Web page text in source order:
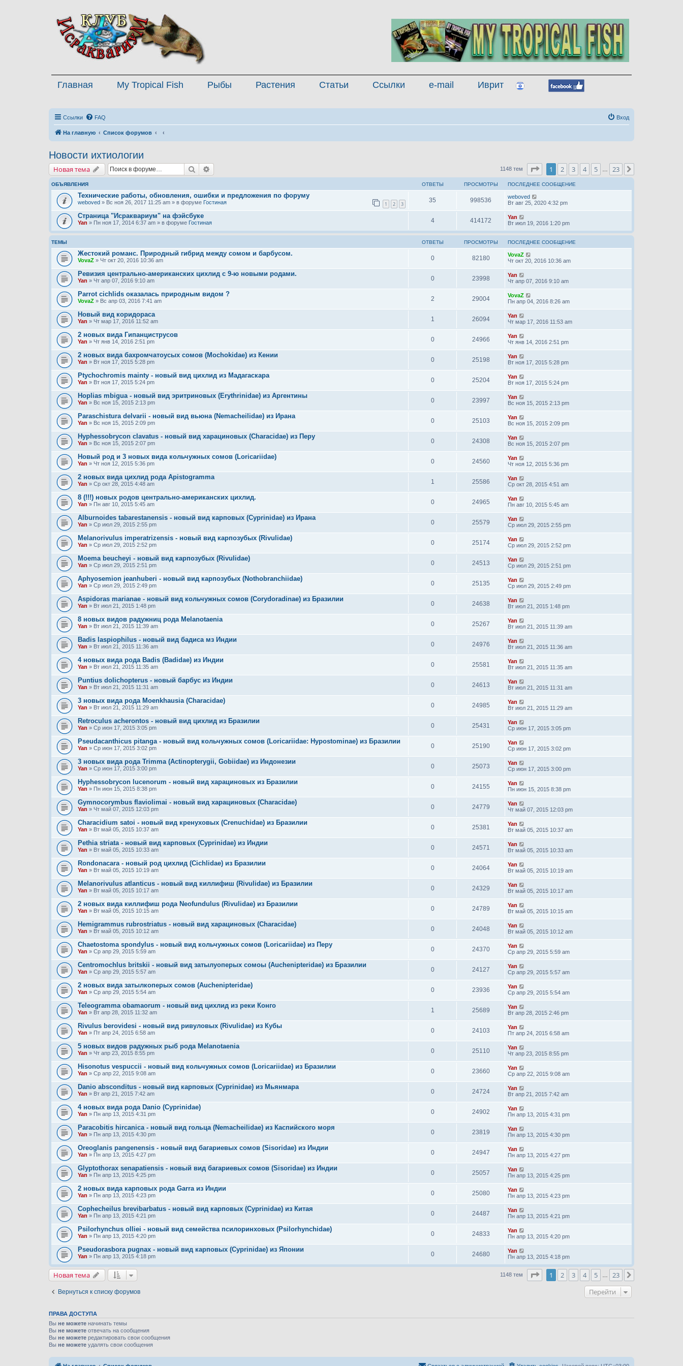
Главная My Tropical Fish Рыбы Растения Статьи Ссылки e-mail Иврит
Ссылки FAQ Вход
На главную Список форумов
Новости ихтиологии
Новая тема Поиск 1148 тем Страница 1 из23
1 2 3 4 5 23
ОБЪЯВЛЕНИЯ ОТВЕТЫ ПРОСМОТРЫ ПОСЛЕДНЕЕ СООБЩЕНИЕ
Технические работы, обновления, ошибки и предложения по форуму
weboved » Вс ноя 26, 2017 11:25 am » в форуме Гостиная 1 2 3
35 998536
weboved
Вт авг 25, 2020 4:32 pm
Страница "Исраквариум" на фэйсбуке
Yan » Пн ноя 17, 2014 6:37 am » в форуме Гостиная 4 414172
Yan
Вт июл 19, 2016 1:20 pm
ТЕМЫ ОТВЕТЫ ПРОСМОТРЫ ПОСЛЕДНЕЕ СООБЩЕНИЕ
Жестокий романс. Природный гибрид между сомом и барбусом.
VovaZ » Чт окт 20, 2016 10:36 am 0 82180
VovaZ
Чт окт 20, 2016 10:36 am
Ревизия центрально-американских цихлид с 9-ю новыми родами.
Yan » Чт апр 07, 2016 9:10 am 0 23998
Yan
Чт апр 07, 2016 9:10 am
Parrot cichlids оказалась природным видом ?
VovaZ » Вс апр 03, 2016 7:41 am 2 29004
VovaZ
Пн апр 04, 2016 8:26 am
Новый вид коридораса
Yan » Чт мар 17, 2016 11:52 am 1 26094
Yan
Чт мар 17, 2016 11:53 am
2 новых вида Гипанциструсов
Yan » Чт янв 14, 2016 2:51 pm 0 24966
Yan
Чт янв 14, 2016 2:51 pm
2 новых вида бахромчатоусых сомов (Mochokidae) из Кении
Yan » Вт ноя 17, 2015 5:28 pm 0 25198
Yan
Вт ноя 17, 2015 5:28 pm
Ptychochromis mainty - новый вид цихлид из Мадагаскара
Yan » Вт ноя 17, 2015 5:24 pm 0 25204
Yan
Вт ноя 17, 2015 5:24 pm
Hoplias mbigua - новый вид эритриновых (Erythrinidae) из Аргентины
Yan » Вс ноя 15, 2015 2:13 pm 0 23997
Yan
Вс ноя 15, 2015 2:13 pm
Paraschistura delvarii - новый вид вьюна (Nemacheilidae) из Ирана
Yan » Вс ноя 15, 2015 2:09 pm 0 25103
Yan
Вс ноя 15, 2015 2:09 pm
Hyphessobrycon clavatus - новый вид харациновых (Characidae) из Перу
Yan » Вс ноя 15, 2015 2:07 pm 0 24308
Yan
Вс ноя 15, 2015 2:07 pm
Новый род и 3 новых вида кольчужных сомов (Loricariidae)
Yan » Чт ноя 12, 2015 5:36 pm 0 24560
Yan
Чт ноя 12, 2015 5:36 pm
2 новых вида цихлид рода Apistogramma
Yan » Ср окт 28, 2015 4:48 am 1 25586
Yan
Ср окт 28, 2015 4:51 am
8 (!!!) новых родов центрально-американских цихлид.
Yan » Пн авг 10, 2015 5:45 am 0 24965
Yan
Пн авг 10, 2015 5:45 am
Alburnoides tabarestanensis - новый вид карповых (Cyprinidae) из Ирана
Yan » Ср июл 29, 2015 2:55 pm 0 25579
Yan
Ср июл 29, 2015 2:55 pm
Melanorivulus imperatrizensis - новый вид карпозубых (Rivulidae)
Yan » Ср июл 29, 2015 2:52 pm 0 25174
Yan
Ср июл 29, 2015 2:52 pm
Moema beucheyi - новый вид карпозубых (Rivulidae)
Yan » Ср июл 29, 2015 2:51 pm 0 24513
Yan
Ср июл 29, 2015 2:51 pm
Aphyosemion jeanhuberi - новый вид карпозубых (Nothobranchiidae)
Yan » Ср июл 29, 2015 2:49 pm 0 25135
Yan
Ср июл 29, 2015 2:49 pm
Aspidoras marianae - новый вид кольчужных сомов (Corydoradinae) из Бразилии
Yan » Вт июл 21, 2015 1:48 pm 0 24638
Yan
Вт июл 21, 2015 1:48 pm
8 новых видов радужниц рода Melanotaenia
Yan » Вт июл 21, 2015 11:39 am 0 25267
Yan
Вт июл 21, 2015 11:39 am
Badis laspiophilus - новый вид бадиса мз Индии
Yan » Вт июл 21, 2015 11:36 am 0 24976
Yan
Вт июл 21, 2015 11:36 am
4 новых вида рода Badis (Badidae) из Индии
Yan » Вт июл 21, 2015 11:35 am 0 25581
Yan
Вт июл 21, 2015 11:35 am
Puntius dolichopterus - новый барбус из Индии
Yan » Вт июл 21, 2015 11:31 am 0 24613
Yan
Вт июл 21, 2015 11:31 am
3 новых вида рода Moenkhausia (Characidae)
Yan » Вт июл 21, 2015 11:29 am 0 24985
Yan
Вт июл 21, 2015 11:29 am
Retroculus acherontos - новый вид цихлид из Бразилии
Yan » Ср июн 17, 2015 3:05 pm 0 25431
Yan
Ср июн 17, 2015 3:05 pm
Pseudacanthicus pitanga - новый вид кольчужных сомов (Loricariidae: Hypostominae) из Бразилии
Yan » Ср июн 17, 2015 3:02 pm 0 25190
Yan
Ср июн 17, 2015 3:02 pm
3 новых вида рода Trimma (Actinopterygii, Gobiidae) из Индонезии
Yan » Ср июн 17, 2015 3:00 pm 0 25073
Yan
Ср июн 17, 2015 3:00 pm
Hyphessobrycon lucenorum - новый вид харациновых из Бразилии
Yan » Пн июн 15, 2015 8:38 pm 0 24155
Yan
Пн июн 15, 2015 8:38 pm
Gymnocorymbus flaviolimai - новый вид харациновых (Characidae)
Yan » Чт май 07, 2015 12:03 pm 0 24779
Yan
Чт май 07, 2015 12:03 pm
Characidium satoi - новый вид кренуховых (Crenuchidae) из Бразилии
Yan » Вт май 05, 2015 10:37 am 0 25381
Yan
Вт май 05, 2015 10:37 am
Pethia striata - новый вид карповых (Cyprinidae) из Индии
Yan » Вт май 05, 2015 10:33 am 0 24571
Yan
Вт май 05, 2015 10:33 am
Rondonacara - новый род цихлид (Cichlidae) из Бразилии
Yan » Вт май 05, 2015 10:19 am 0 24064
Yan
Вт май 05, 2015 10:19 am
Melanorivulus atlanticus - новый вид киллифиш (Rivulidae) из Бразилии
Yan » Вт май 05, 2015 10:17 am 0 24329
Yan
Вт май 05, 2015 10:17 am
2 новых вида киллифиш рода Neofundulus (Rivulidae) из Бразилии
Yan » Вт май 05, 2015 10:15 am 0 24789
Yan
Вт май 05, 2015 10:15 am
Hemigrammus rubrostriatus - новый вид харациновых (Characidae)
Yan » Вт май 05, 2015 10:12 am 0 24048
Yan
Вт май 05, 2015 10:12 am
Chaetostoma spondylus - новый вид кольчужных сомов (Loricariidae) из Перу
Yan » Ср апр 29, 2015 5:59 am 0 24370
Yan
Ср апр 29, 2015 5:59 am
Centromochlus britskii - новый вид затылуоперых сомоы (Auchenipteridae) из Бразилии
Yan » Ср апр 29, 2015 5:57 am 0 24127
Yan
Ср апр 29, 2015 5:57 am
2 новых вида затылкоперых сомов (Auchenipteridae)
Yan » Ср апр 29, 2015 5:54 am 0 23936
Yan
Ср апр 29, 2015 5:54 am
Teleogramma obamaorum - новый вид цихлид из реки Конго
Yan » Вт апр 28, 2015 11:32 am 1 25689
Yan
Вт апр 28, 2015 2:46 pm
Rivulus berovidesi - новый вид ривуловых (Rivulidae) из Кубы
Yan » Пт апр 24, 2015 6:58 am 0 24103
Yan
Пт апр 24, 2015 6:58 am
5 новых видов радужных рыб рода Melanotaenia
Yan » Чт апр 23, 2015 8:55 pm 0 25110
Yan
Чт апр 23, 2015 8:55 pm
Hisonotus vespuccii - новый вид кольчужных сомов (Loricariidae) из Бразилии
Yan » Ср апр 22, 2015 9:08 am 0 23660
Yan
Ср апр 22, 2015 9:08 am
Danio absconditus - новый вид карповых (Cyprinidae) из Мьянмара
Yan » Вт апр 21, 2015 7:42 am 0 24724
Yan
Вт апр 21, 2015 7:42 am
4 новых вида рода Danio (Cyprinidae)
Yan » Пн апр 13, 2015 4:31 pm 0 24902
Yan
Пн апр 13, 2015 4:31 pm
Paracobitis hircanica - новый вид гольца (Nemacheilidae) из Каспийского моря
Yan » Пн апр 13, 2015 4:30 pm 0 23819
Yan
Пн апр 13, 2015 4:30 pm
Oreoglanis pangenensis - новый вид багариевых сомов (Sisoridae) из Индии
Yan » Пн апр 13, 2015 4:27 pm 0 24947
Yan
Пн апр 13, 2015 4:27 pm
Glyptothorax senapatiensis - новый вид багариевых сомов (Sisoridae) из Индии
Yan » Пн апр 13, 2015 4:25 pm 0 25057
Yan
Пн апр 13, 2015 4:25 pm
2 новых вида карповых рода Garra из Индии
Yan » Пн апр 13, 2015 4:23 pm 0 25080
Yan
Пн апр 13, 2015 4:23 pm
Cophecheilus brevibarbatus - новый вид карповых (Cyprinidae) из Китая
Yan » Пн апр 13, 2015 4:21 pm 0 24487
Yan
Пн апр 13, 2015 4:21 pm
Psilorhynchus olliei - новый вид семейства псилоринховых (Psilorhynchidae)
Yan » Пн апр 13, 2015 4:20 pm 0 24833
Yan
Пн апр 13, 2015 4:20 pm
Pseudorasbora pugnax - новый вид карповых (Cyprinidae) из Японии
Yan » Пн апр 13, 2015 4:18 pm 0 24680
Yan
Пн апр 13, 2015 4:18 pm
Новая тема 1148 тем Страница 1 из23
1 2 3 4 5 23
Вернуться к списку форумов Перейти
ПРАВА ДОСТУПА
Вы не можете начинать темы
Вы не можете отвечать на сообщения
Вы не можете редактировать свои сообщения
Вы не можете удалять свои сообщения